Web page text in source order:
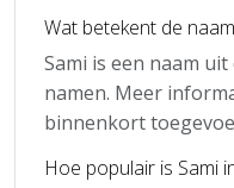
Wat betekent de
Sami is een naam
namen. Meer
binnenkort
Hoe populair is Sami